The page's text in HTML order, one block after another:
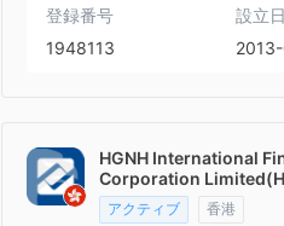
登録番号
1948113
設立日
HGNH International
Corporation
アクティブ 香港